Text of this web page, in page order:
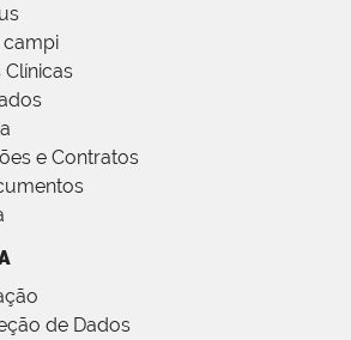
campi
e Contratos
de Dados